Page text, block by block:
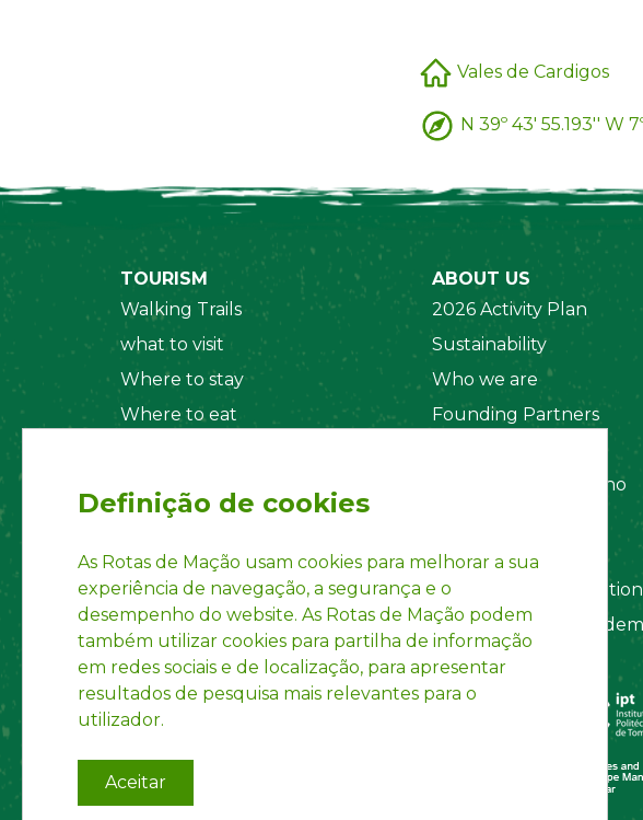
Vales de Cardigos
N 39º 43' 55.193'' W
TOURISM
Walking Trails
what to visit
Where to stay
Where to eat
ABOUT US
2026 Activity Plan
Sustainability
Who we are
Founding Partners
Regulamento Interno
Privacy Policy
Accounting Information
INPI Registered
Definição de cookies
As Rotas de Mação usam cookies para melhorar a sua
experiência de navegação, a segurança e o
desempenho do website. As Rotas de Mação podem
também utilizar cookies para partilha de informação
em redes sociais e de localização, para apresentar
resultados de pesquisa mais relevantes para o
utilizador.
Aceitar